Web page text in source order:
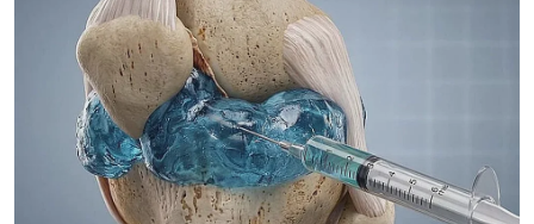
Utara
Pulau Pinang henti
pelaksanaan ANPR serta-
merta, semak semula perincian
- Kon Yeow
Perak